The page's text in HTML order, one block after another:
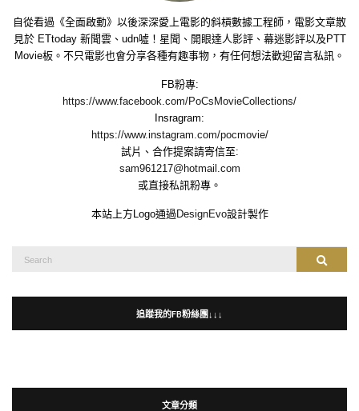
自從看過《全面啟動》以後深深愛上電影的斜槓數據工程師，電影文章散
見於 ETtoday 新聞雲、udn噓！星聞、開眼達人影評、幕迷影評以及PTT
Movie板。不只電影也會分享各種有趣事物，有任何想法歡迎留言私訊。
FB粉專:
https://www.facebook.com/PoCsMovieCollections/
Insragram:
https://www.instagram.com/pocmovie/
試片、合作提案請寄信至:
sam961217@hotmail.com
或直接私訊粉專。
本站上方Logo通過 DesignEvo設計製作
Search
追蹤我的FB粉絲團↓↓↓
文章分類